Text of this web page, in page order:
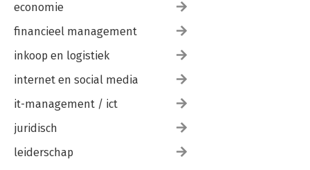
economie
financieel management
inkoop en logistiek
internet en social media
it-management / ict
juridisch
leiderschap